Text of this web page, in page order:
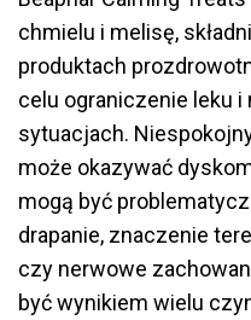
chmielu i melisę,
produktach
celu ograniczenie leku
sytuacjach.
może okazywać
mogą być
drapanie, znaczenie
czy nerwowe
być wynikiem wielu